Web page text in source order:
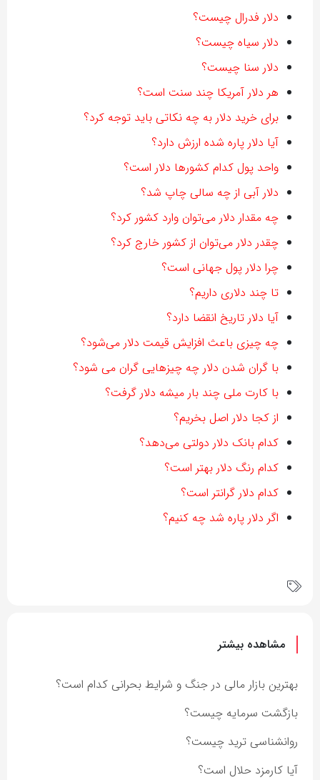
دلار فدرال چیست؟
دلار سیاه چیست؟
دلار سنا چیست؟
هر دلار آمریکا چند سنت است؟
برای خرید دلار به چه نکاتی باید توجه کرد؟
آیا دلار پاره شده ارزش دارد؟
واحد پول کدام کشورها دلار است؟
دلار آبی از چه سالی چاپ شد؟
چه مقدار دلار می‌توان وارد کشور کرد؟
چقدر دلار می‌توان از کشور خارج کرد؟
چرا دلار پول جهانی است؟
تا چند دلاری داریم؟
آیا دلار تاریخ انقضا دارد؟
چه چیزی باعث افزایش قیمت دلار می‌شود؟
با گران شدن دلار چه چیزهایی گران می شود؟
با کارت ملی چند بار میشه دلار گرفت؟
از کجا دلار اصل بخریم؟
کدام بانک دلار دولتی می‌دهد؟
کدام رنگ دلار بهتر است؟
کدام دلار گرانتر است؟
اگر دلار پاره شد چه کنیم؟
مشاهده بیشتر
بهترین بازار مالی در جنگ و شرایط بحرانی کدام است؟
بازگشت سرمایه چیست؟
روانشناسی ترید چیست؟
آیا کارمزد حلال است؟